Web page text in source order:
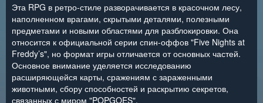
Эта RPG в ретро-стиле разворачивается в красочном лесу,
наполненном врагами, скрытыми деталями, полезными
предметами и новыми областями для разблокировки. Она
относится к официальной серии спин-оффов "Five Nights at
Freddy’s", но формат игры отличается от основных частей.
Основное внимание уделяется исследованию
расширяющейся карты, сражениям с зараженными
животными, сбору способностей и раскрытию секретов,
связанных с миром "POPGOES".